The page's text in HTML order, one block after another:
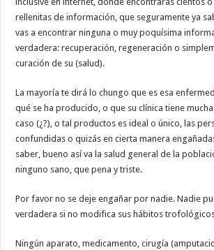
rellenitas de información, que seguramente ya
vas a encontrar ninguna o muy poquísima
verdadera: recuperación, regeneración o
curación de su (salud).
La mayoría te dirá lo chungo que es esa
qué se ha producido, o que su clínica tiene
caso (¿?), o tal productos es ideal o único, las
confundidas o quizás en cierta manera
saber, bueno así va la salud general de la
ninguno sano, que pena y triste.
Por favor no se deje engañar por nadie. Nadie
verdadera si no modifica sus hábitos
Ningún aparato, medicamento, cirugía